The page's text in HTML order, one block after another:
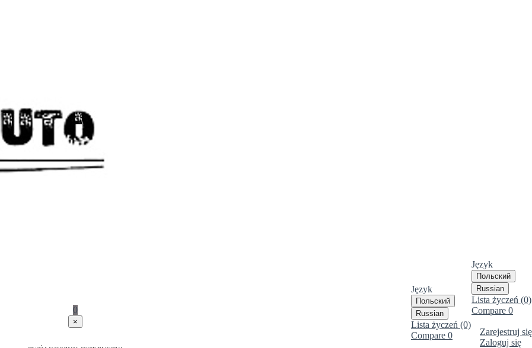
Język
Польский
Russian
Lista życzeń (0)
Compare 0
Zarejestruj się
Zaloguj się
Język
Польский
Russian
Lista życzeń (0)
Compare 0
0
×